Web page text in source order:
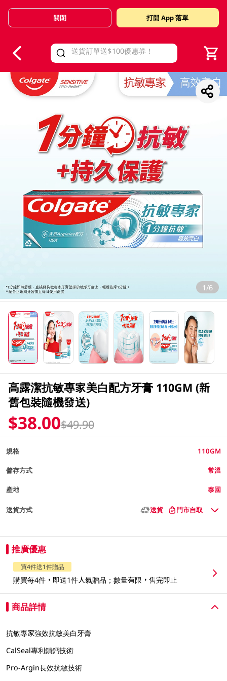
Valid Until 30 June 2026
關閉 打開 App 落單
1/6
高露潔抗敏專家美白配方牙膏 110GM (新
舊包裝隨機發送)
$38.00$49.90
規格 110GM
儲存方式 常溫
產地 泰國
送貨方式 送貨 門市自取
推廣優惠
買4件送1件贈品
購買每4件，即送1件人氣贈品；數量有限，售完即止
商品詳情
抗敏專家強效抗敏美白牙膏
CalSeal專利鎖鈣技術
Pro-Argin長效抗敏技術